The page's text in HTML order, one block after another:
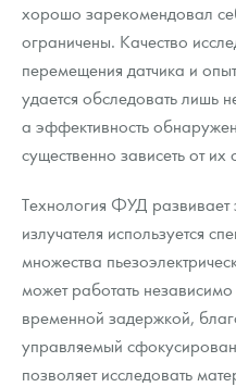
хорошо зарекомендовал
ограничены. Качество
перемещения датчика и
удается обследовать лишь
а эффективность
существенно зависеть от
Технология ФУД развивает
излучателя используется
множества
может работать независимо
временной задержкой,
управляемый
позволяет исследовать